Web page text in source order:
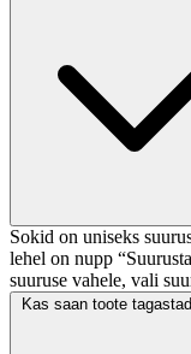
Sokid on uniseks
lehel on nupp
suuruse vahele, vali
Kas saan toote